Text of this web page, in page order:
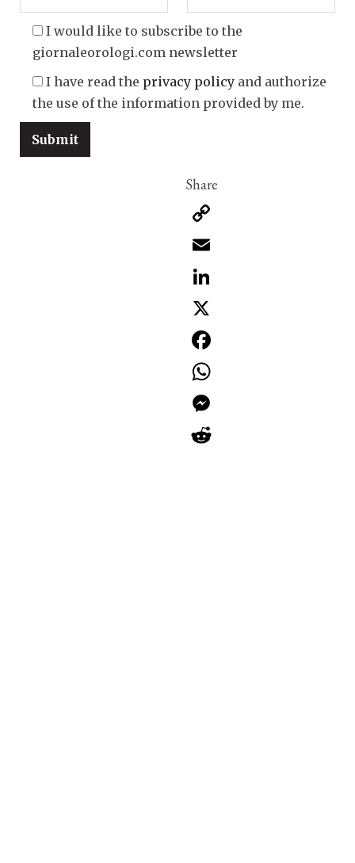
I would like to subscribe to the
giornaleorologi.com newsletter
I have read the privacy policy and authorize
the use of the information provided by me.